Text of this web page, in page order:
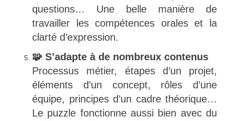
questions… Une belle manière de
travailler les compétences orales et la
clarté d’expression.
🧩 S’adapte à de nombreux contenus
Processus métier, étapes d’un projet,
éléments d’un concept, rôles d’une
équipe, principes d’un cadre théorique…
Le puzzle fonctionne aussi bien avec du